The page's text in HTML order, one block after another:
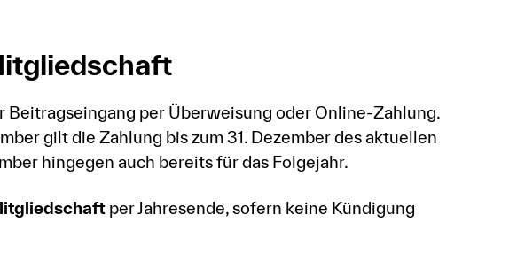
Beitragseingang per Überweisung oder Online-Zahlung.
gilt die Zahlung bis zum 31. Dezember des aktuellen
hingegen auch bereits für das Folgejahr.
per Jahresende, sofern keine Kündigung